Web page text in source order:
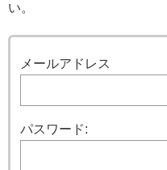
い。
メールアドレス
パスワード: